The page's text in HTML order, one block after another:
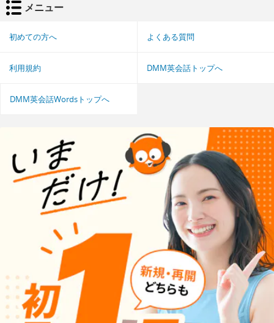
メニュー
初めての方へ よくある質問
利用規約 DMM英会話トップへ
DMM英会話Wordsトップへ